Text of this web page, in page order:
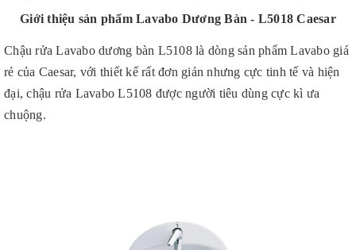
Giới thiệu sản phẩm Lavabo Dương Bàn - L5018 Caesar
Chậu rửa Lavabo dương bàn L5108 là dòng sản phẩm Lavabo giá
rẻ của Caesar, với thiết kế rất đơn giản nhưng cực tinh tế và hiện
đại, chậu rửa Lavabo L5108 được người tiêu dùng cực kì ưa
chuộng.